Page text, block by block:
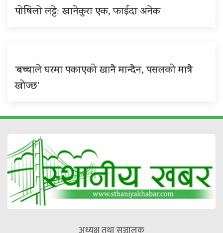
पोषिलो लट्टेः खानेकुरा एक, फाईदा अनेक
‘बच्चाले घरमा पकाएको खानै मान्दैन, पसलको मात्रै
खोज्छ’